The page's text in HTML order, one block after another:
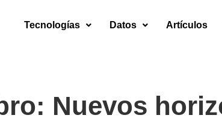
Tecnologías Datos Artículos
Nuevos